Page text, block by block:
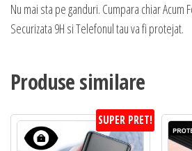
Nu mai sta pe ganduri. Cumpara chiar Acum
Securizata 9H si Telefonul tau va fi protejat.
Produse similare
SUPER PRET!